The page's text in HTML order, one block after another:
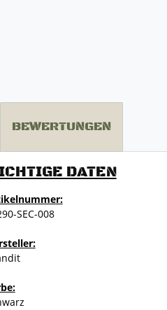
BEWERTUNGEN
DATEN
SEC-008